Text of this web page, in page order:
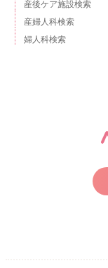
産後ケア施設検索
産婦人科検索
婦人科検索